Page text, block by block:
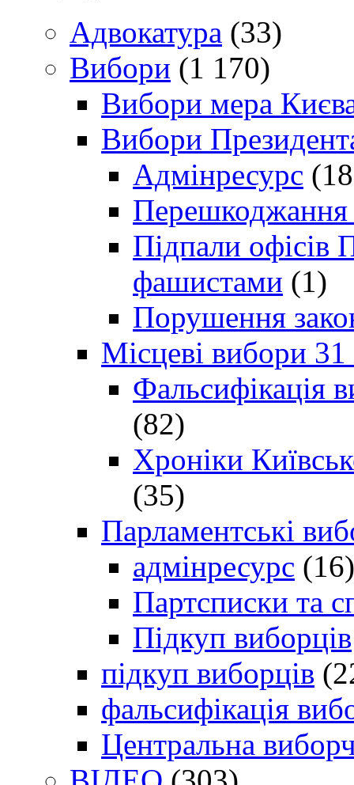
Адвокатура (33)
Вибори (1 170)
Вибори мера
Вибори
Адмінресурс
Перешкоджання
Підпали офісів
фашистами (1)
Порушення
Місцеві вибори
Фальсифікація
(82)
Хроніки
(35)
Парламентські
адмінресурс (16)
Партсписки та
Підкуп виборців
підкуп виборців
фальсифікація
Центральна